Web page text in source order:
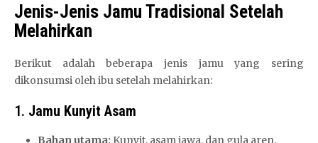
Jenis-Jenis Jamu Tradisional Setelah
Melahirkan
Berikut adalah beberapa jenis jamu yang sering
dikonsumsi oleh ibu setelah melahirkan:
1. Jamu Kunyit Asam
Bahan utama: Kunyit, asam jawa, dan gula aren.